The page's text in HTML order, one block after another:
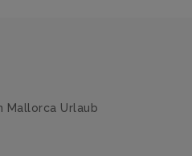
Mallorca Urlaub